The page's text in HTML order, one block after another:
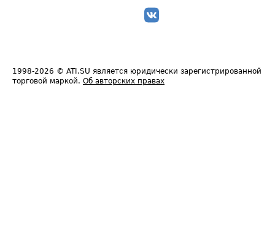
1998-2026 © ATI.SU является юридически зарегистрированной
торговой маркой. Об авторских правах